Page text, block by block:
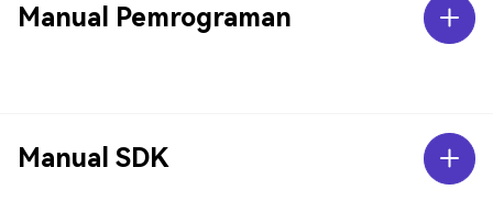
Manual Pemrograman
Manual SDK